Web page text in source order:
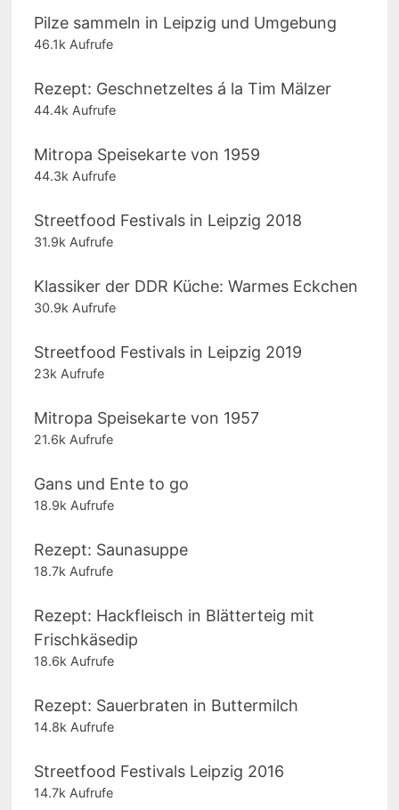
Pilze sammeln in Leipzig und Umgebung
46.1k Aufrufe
Rezept: Geschnetzeltes á la Tim Mälzer
44.4k Aufrufe
Mitropa Speisekarte von 1959
44.3k Aufrufe
Streetfood Festivals in Leipzig 2018
31.9k Aufrufe
Klassiker der DDR Küche: Warmes Eckchen
30.9k Aufrufe
Streetfood Festivals in Leipzig 2019
23k Aufrufe
Mitropa Speisekarte von 1957
21.6k Aufrufe
Gans und Ente to go
18.9k Aufrufe
Rezept: Saunasuppe
18.7k Aufrufe
Rezept: Hackfleisch in Blätterteig mit
Frischkäsedip
18.6k Aufrufe
Rezept: Sauerbraten in Buttermilch
14.8k Aufrufe
Streetfood Festivals Leipzig 2016
14.7k Aufrufe